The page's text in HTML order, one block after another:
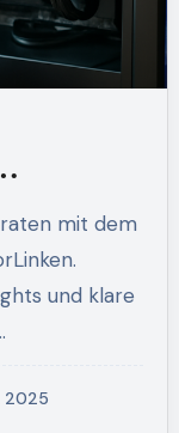
und klare
2025